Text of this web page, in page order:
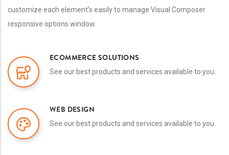
customize each element’s easily to manage Visual Composer
responsive options window.
ECOMMERCE SOLUTIONS
See our best products and services available to you.
WEB DESIGN
See our best products and services available to you.